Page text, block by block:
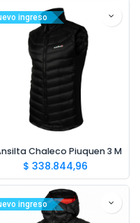
ingreso
Chaleco Piuquen 3 M
$ 338.844,96
ingreso
73
En línea